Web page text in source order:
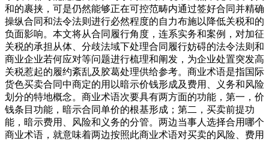
和的裹挟，可是仍然能够正在可控范畴内通过签好合同并精确
操纵合同和法令法则进行必然程度的自力布施以降低关税和的
负面影响。本文将从合同履行角度，连系实务和案例，对加征
关税的承担从体、分歧法域下处理合同履行妨碍的法令法则和
商业企业若何应对等问题进行梳理和阐发，为企业处置突发高
关税惹起的履约紊乱及胶葛处理供给参考。商业术语是指国际
货色买卖合同中商定的用以暗示价钱形成及费用、义务和风险
划分的特地概念。商业术语次要具有两方面的功能，第一，价
钱条目功能，暗示合同单价的根基形成；第二，买卖前提功
能，暗示费用、风险和义务的分管。两边当事人选择合用哪个
商业术语，就意味着两边按照此商业术语对买卖的风险、费用